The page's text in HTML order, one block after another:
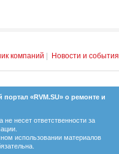
компаний Новости и события
«RVM.SU» о ремонте и
не несет ответственности за
использовании материалов